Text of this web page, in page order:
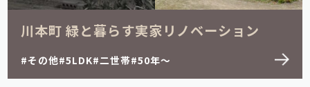
川本町 緑と暮らす実家リノベーション
その他 5LDK 二世帯 50年～